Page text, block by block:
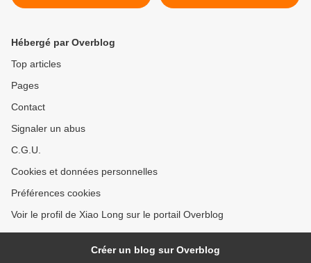
ses ailes ?
FAMILIALE >
Hébergé par Overblog
Top articles
Pages
Contact
Signaler un abus
C.G.U.
Cookies et données personnelles
Préférences cookies
Voir le profil de Xiao Long sur le portail Overblog
Créer un blog sur Overblog